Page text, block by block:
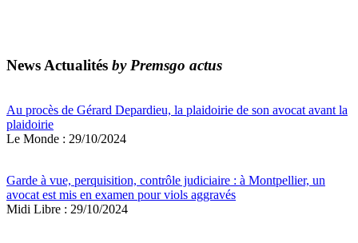
News Actualités by Premsgo actus
Au procès de Gérard Depardieu, la plaidoirie de son avocat avant la
plaidoirie
Le Monde : 29/10/2024
Garde à vue, perquisition, contrôle judiciaire : à Montpellier, un
avocat est mis en examen pour viols aggravés
Midi Libre : 29/10/2024